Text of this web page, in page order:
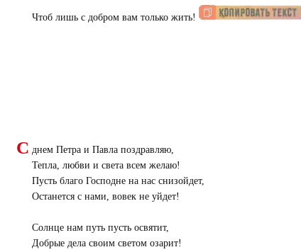
Чтоб лишь с добром вам только жить!
С днем Петра и Павла поздравляю,
Тепла, любви и света всем желаю!
Пусть благо Господне на нас снизойдет,
Останется с нами, вовек не уйдет!
Солнце нам путь пусть освятит,
Добрые дела своим светом озарит!